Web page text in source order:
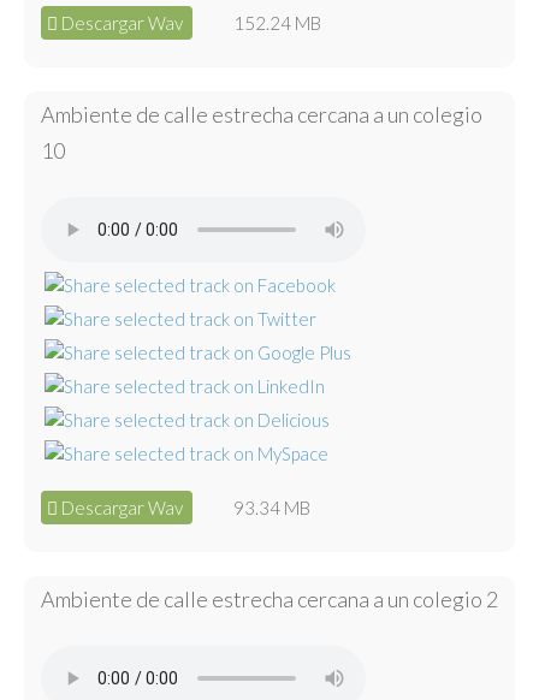
Descargar Wav 152.24 MB
Ambiente de calle estrecha cercana a un colegio
10
Descargar Wav 93.34 MB
Ambiente de calle estrecha cercana a un colegio 2